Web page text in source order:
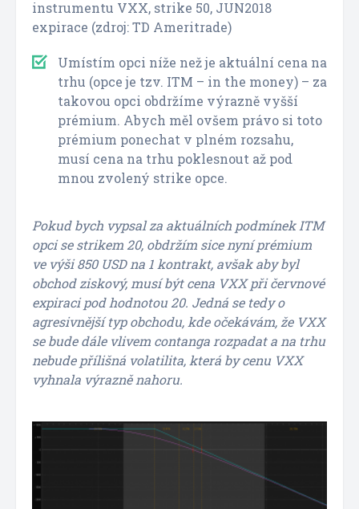
instrumentu VXX, strike 50, JUN2018
expirace (zdroj: TD Ameritrade)
Umístím opci níže než je aktuální cena na
trhu (opce je tzv. ITM – in the money) – za
takovou opci obdržíme výrazně vyšší
prémium. Abych měl ovšem právo si toto
prémium ponechat v plném rozsahu,
musí cena na trhu poklesnout až pod
mnou zvolený strike opce.
Pokud bych vypsal za aktuálních podmínek ITM
opci se strikem 20, obdržím sice nyní prémium
ve výši 850 USD na 1 kontrakt, avšak aby byl
obchod ziskový, musí být cena VXX při červnové
expiraci pod hodnotou 20. Jedná se tedy o
agresivnější typ obchodu, kde očekávám, že VXX
se bude dále vlivem contanga rozpadat a na trhu
nebude přílišná volatilita, která by cenu VXX
vyhnala výrazně nahoru.